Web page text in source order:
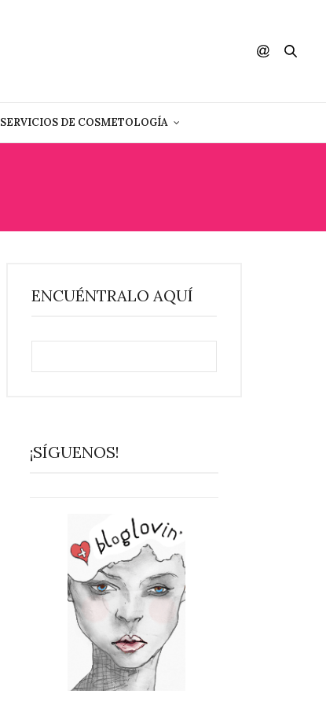
SERVICIOS DE COSMETOLOGÍA
ENCUÉNTRALO AQUÍ
¡SÍGUENOS!